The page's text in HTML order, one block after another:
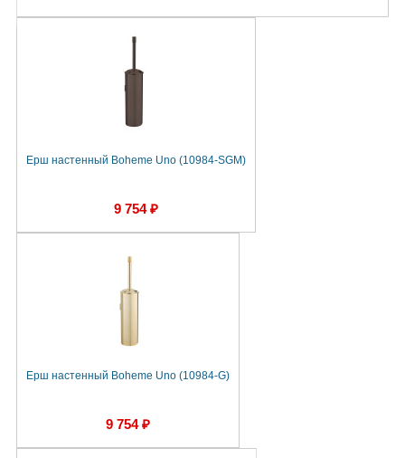
Ерш настенный Boheme Uno (10984-SGM)
9 754 ₽
Ерш настенный Boheme Uno (10984-G)
9 754 ₽